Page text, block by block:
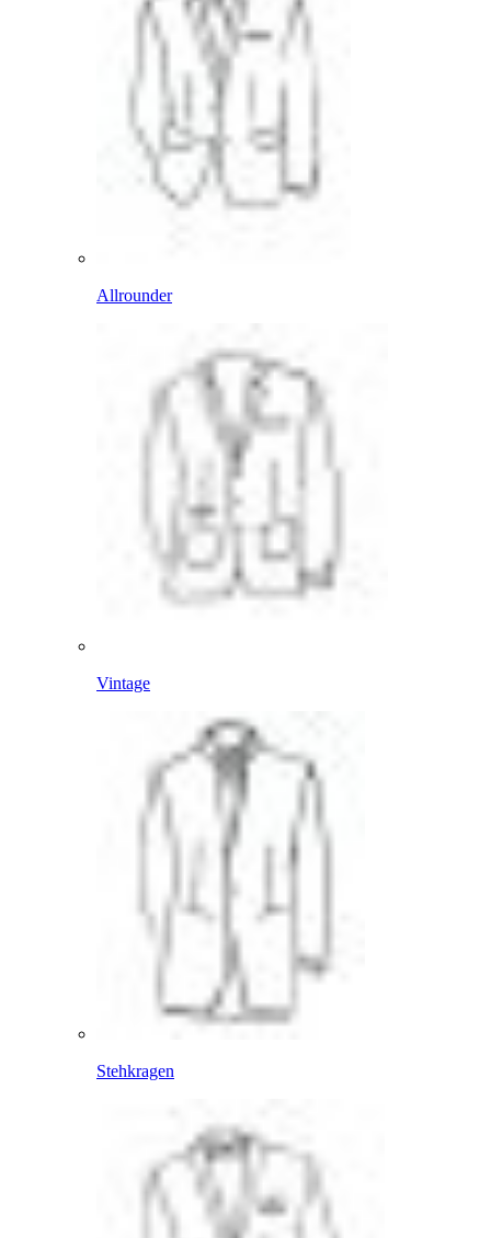
Allrounder
Vintage
Stehkragen